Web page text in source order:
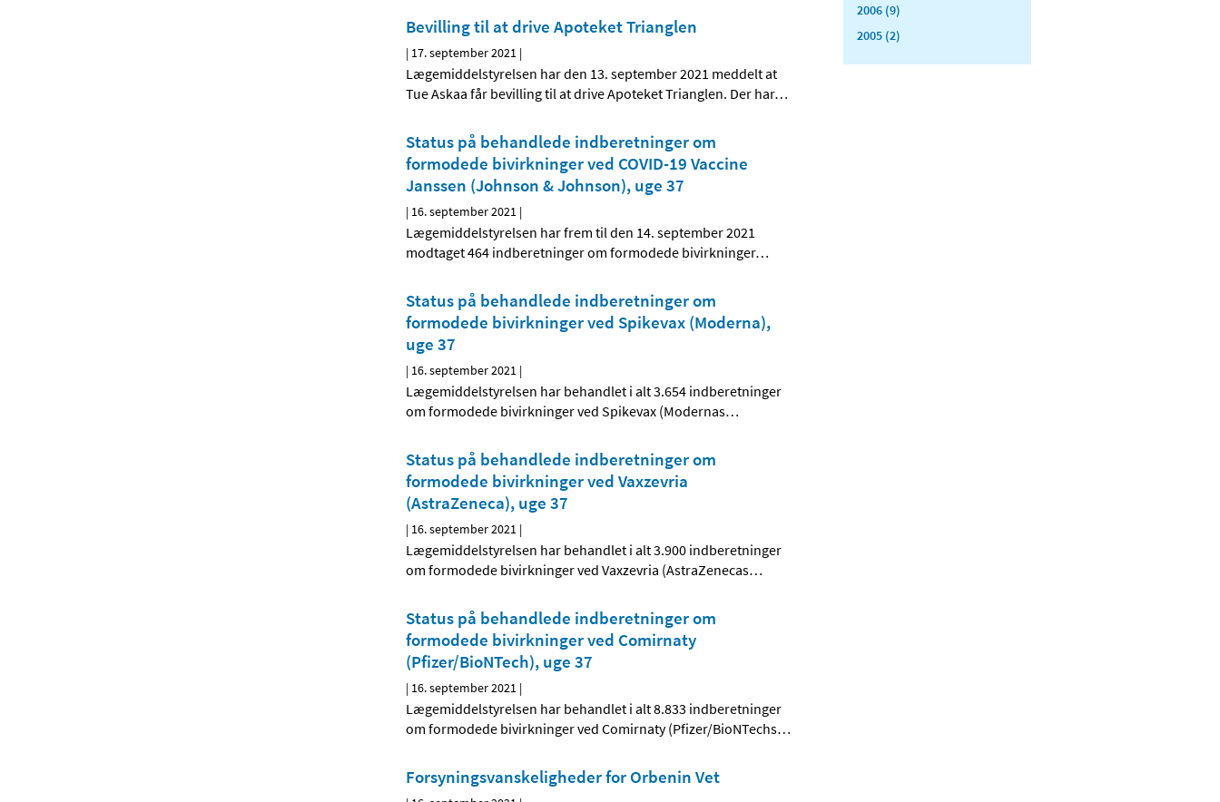
Bevilling til at drive Apoteket Trianglen
| 17. september 2021 |
Lægemiddelstyrelsen har den 13. september 2021 meddelt at
Tue Askaa får bevilling til at drive Apoteket Trianglen. Der har…
Status på behandlede indberetninger om
formodede bivirkninger ved COVID-19 Vaccine
Janssen (Johnson & Johnson), uge 37
| 16. september 2021 |
Lægemiddelstyrelsen har frem til den 14. september 2021
modtaget 464 indberetninger om formodede bivirkninger…
Status på behandlede indberetninger om
formodede bivirkninger ved Spikevax (Moderna),
uge 37
| 16. september 2021 |
Lægemiddelstyrelsen har behandlet i alt 3.654 indberetninger
om formodede bivirkninger ved Spikevax (Modernas…
Status på behandlede indberetninger om
formodede bivirkninger ved Vaxzevria
(AstraZeneca), uge 37
| 16. september 2021 |
Lægemiddelstyrelsen har behandlet i alt 3.900 indberetninger
om formodede bivirkninger ved Vaxzevria (AstraZenecas…
Status på behandlede indberetninger om
formodede bivirkninger ved Comirnaty
(Pfizer/BioNTech), uge 37
| 16. september 2021 |
Lægemiddelstyrelsen har behandlet i alt 8.833 indberetninger
om formodede bivirkninger ved Comirnaty (Pfizer/BioNTechs…
Forsyningsvanskeligheder for Orbenin Vet
2006 (9)
2005 (2)